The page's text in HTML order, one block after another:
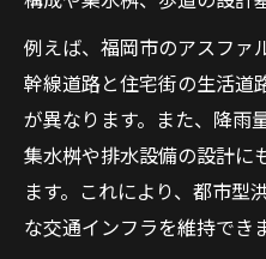
例えば、福岡市のアスファ
幹線道路と住宅街の生活道
が異なります。また、降雨
集水桝や排水設備の設計に
ます。これにより、都市型
な交通インフラを維持でき